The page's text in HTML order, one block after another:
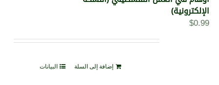
الإلكترونية)
$0.99
إضافة إلى السلة البيانات